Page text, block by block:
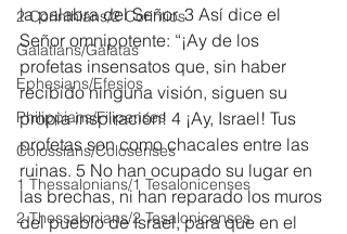
2 Corinthians/2 Corintios
Galatians/Gálatas
Ephesians/Efesios
Philippians/Filipenses
Colossians/Colosenses
1 Thessalonians/1 Tesalonicenses
2 Thessalonians/2 Tesalonicenses
la palabra del Señor. 3 Así dice el
Señor omnipotente: “¡Ay de los
profetas insensatos que, sin haber
recibido ninguna visión, siguen su
propia inspiración! 4 ¡Ay, Israel! Tus
profetas son como chacales entre las
ruinas. 5 No han ocupado su lugar en
las brechas, ni han reparado los muros
del pueblo de Israel, para que en el